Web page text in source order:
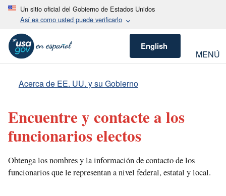
Un sitio oficial del Gobierno de Estados Unidos
Así es como usted puede verificarlo
English
MENÚ
Acerca de EE. UU. y su Gobierno
Encuentre y contacte a los
funcionarios electos
Obtenga los nombres y la información de contacto de los
funcionarios que le representan a nivel federal, estatal y local.